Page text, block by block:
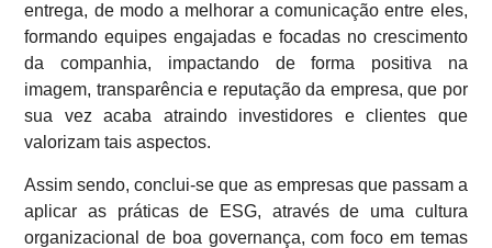
entrega, de modo a melhorar a comunicação entre eles,
formando equipes engajadas e focadas no crescimento
da companhia, impactando de forma positiva na
imagem, transparência e reputação da empresa, que por
sua vez acaba atraindo investidores e clientes que
valorizam tais aspectos.
Assim sendo, conclui-se que as empresas que passam a
aplicar as práticas de ESG, através de uma cultura
organizacional de boa governança, com foco em temas